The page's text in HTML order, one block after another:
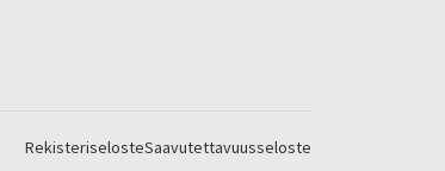
RekisteriselosteSaavutettavuusseloste